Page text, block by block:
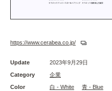
https://www.cerabea.co.jp/
Update
2023年9月29日
Category
企業
Color
白 - White 青 - Blue